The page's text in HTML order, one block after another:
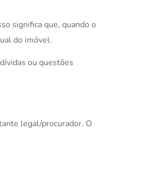
significa que, quando o
do imóvel.
ou questões
legal/procurador. O